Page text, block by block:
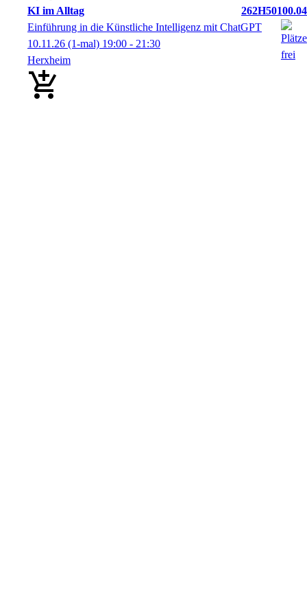
KI im Alltag
262H50100.04
Einführung in die Künstliche Intelligenz mit ChatGPT
10.11.26 (1-mal) 19:00 - 21:30
Herxheim